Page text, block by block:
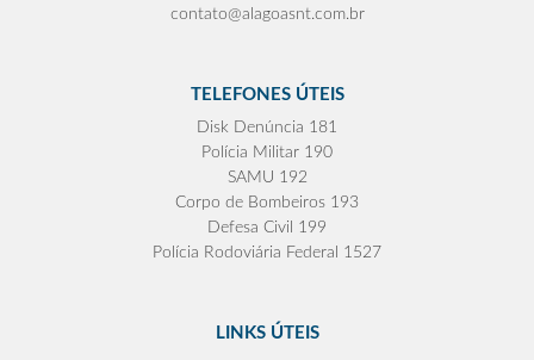
contato@alagoasnt.com.br
TELEFONES ÚTEIS
Disk Denúncia 181
Polícia Militar 190
SAMU 192
Corpo de Bombeiros 193
Defesa Civil 199
Polícia Rodoviária Federal 1527
LINKS ÚTEIS